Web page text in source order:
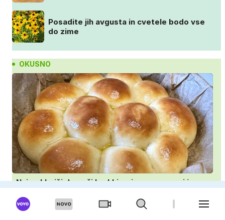
Posadite jih avgusta in cvetele bodo vse
do zime
OKUSNO
Najmehkejši domači kruhki: priprava v ponvi je
Klasična panada odpade: tako Italijani